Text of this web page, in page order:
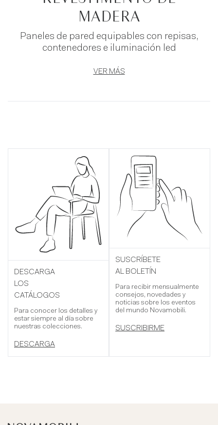
MADERA
Paneles de pared equipables con repisas,
contenedores e iluminación led
VER MÁS
DESCARGA
LOS
CATÁLOGOS
Para conocer los detalles y
estar siempre al día sobre
nuestras colecciones.
DESCARGA
SUSCRÍBETE
AL BOLETÍN
Para recibir mensualmente
consejos, novedades y
noticias sobre los eventos
del mundo Novamobili.
SUSCRIBIRME